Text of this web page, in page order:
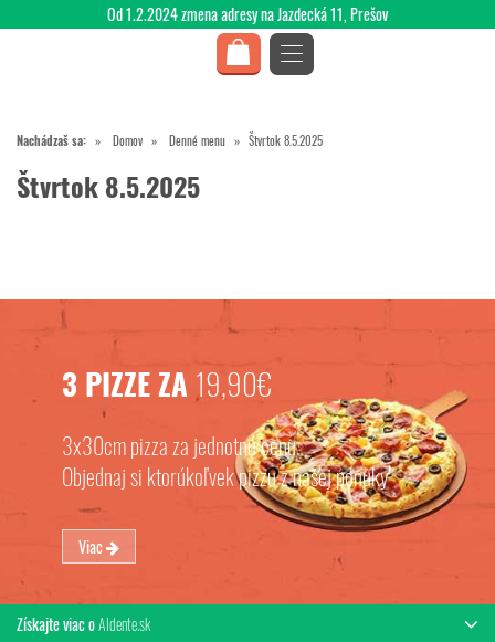
Nachádzaš sa: Domov Denné menu Štvrtok 8.5.2025
Štvrtok 8.5.2025
3 PIZZE ZA 19,90€
3x30cm pizza za jednotnú cenu.
Objednaj si ktorúkoľvek pizzu z našej ponuky
Viac
Získajte viac oAldente.sk
Od 1.2.2024 zmena adresy na Jazdecká 11, Prešov